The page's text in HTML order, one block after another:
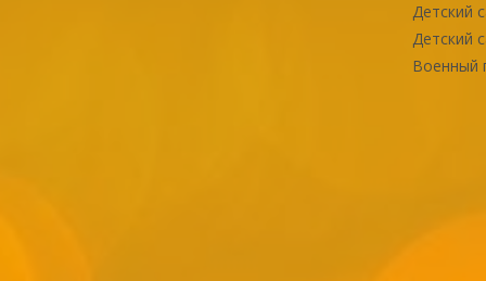
Детский
Детский
Военный